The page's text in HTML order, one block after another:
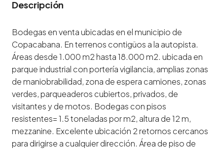
Descripción
Bodegas en venta ubicadas en el municipio de
Copacabana. En terrenos contigüos a la autopista.
Áreas desde 1.000 m2 hasta 18.000 m2. ubicada en
parque industrial con portería vigilancia, amplias zonas
de maniobrabilidad, zona de espera camiones, zonas
verdes, parqueaderos cubiertos, privados, de
visitantes y de motos. Bodegas con pisos
resistentes= 1.5 toneladas por m2, altura de 12 m,
mezzanine. Excelente ubicación 2 retornos cercanos
para dirigirse a cualquier dirección. Área de piso de